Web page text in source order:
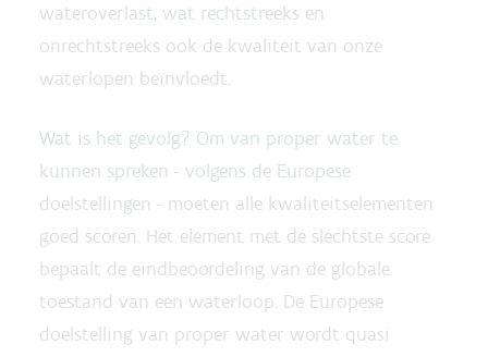
wateroverlast, wat rechtstreeks en
onrechtstreeks ook de kwaliteit van onze
waterlopen beïnvloedt.
Wat is het gevolg? Om van proper water te
kunnen spreken - volgens de Europese
doelstellingen - moeten alle kwaliteitselementen
goed scoren. Het element met de slechtste score
bepaalt de eindbeoordeling van de globale
toestand van een waterloop. De Europese
doelstelling van proper water wordt quasi